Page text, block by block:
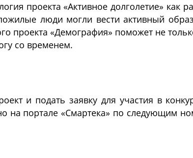
проекта «Активное долголетие» как
люди могли вести активный
проекта «Демография» поможет не
со временем.
и подать заявку для участия в
на портале «Смартека» по следующим